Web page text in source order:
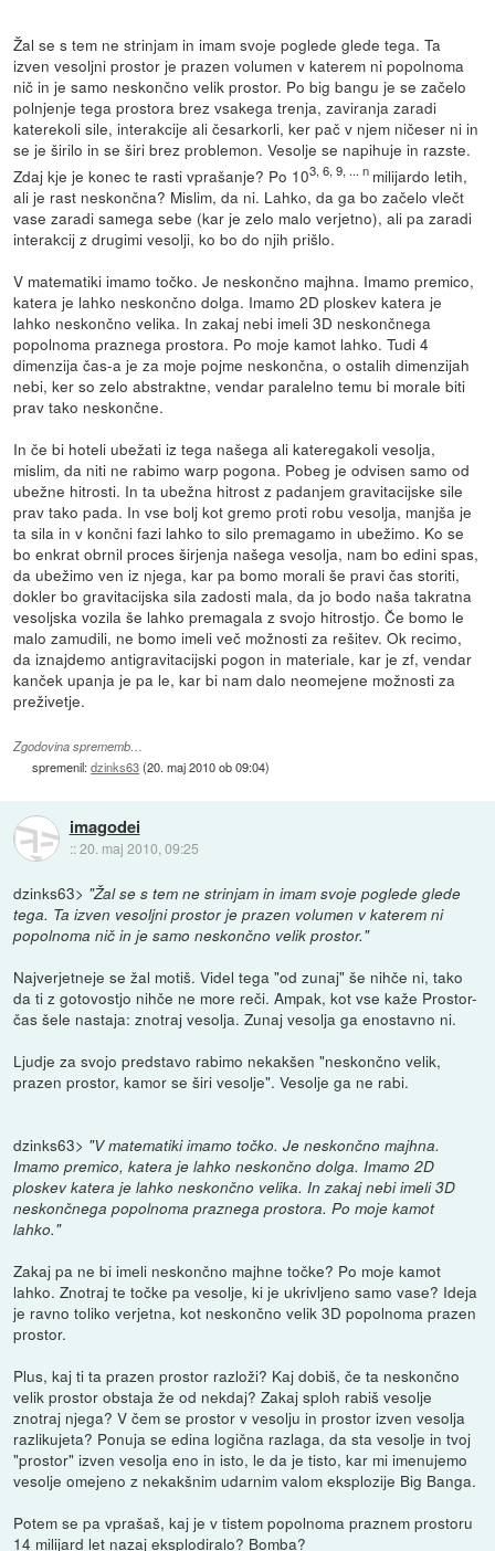
Žal se s tem ne strinjam in imam svoje poglede glede tega. Ta
izven vesoljni prostor je prazen volumen v katerem ni popolnoma
nič in je samo neskončno velik prostor. Po big bangu je se začelo
polnjenje tega prostora brez vsakega trenja, zaviranja zaradi
katerekoli sile, interakcije ali česarkorli, ker pač v njem ničeser ni in
se je širilo in se širi brez problemon. Vesolje se napihuje in razste.
Zdaj kje je konec te rasti vprašanje? Po 103, 6, 9, ... n milijardo letih,
ali je rast neskončna? Mislim, da ni. Lahko, da ga bo začelo vlečt
vase zaradi samega sebe (kar je zelo malo verjetno), ali pa zaradi
interakcij z drugimi vesolji, ko bo do njih prišlo.
V matematiki imamo točko. Je neskončno majhna. Imamo premico,
katera je lahko neskončno dolga. Imamo 2D ploskev katera je
lahko neskončno velika. In zakaj nebi imeli 3D neskončnega
popolnoma praznega prostora. Po moje kamot lahko. Tudi 4
dimenzija čas-a je za moje pojme neskončna, o ostalih dimenzijah
nebi, ker so zelo abstraktne, vendar paralelno temu bi morale biti
prav tako neskončne.
In če bi hoteli ubežati iz tega našega ali kateregakoli vesolja,
mislim, da niti ne rabimo warp pogona. Pobeg je odvisen samo od
ubežne hitrosti. In ta ubežna hitrost z padanjem gravitacijske sile
prav tako pada. In vse bolj kot gremo proti robu vesolja, manjša je
ta sila in v končni fazi lahko to silo premagamo in ubežimo. Ko se
bo enkrat obrnil proces širjenja našega vesolja, nam bo edini spas,
da ubežimo ven iz njega, kar pa bomo morali še pravi čas storiti,
dokler bo gravitacijska sila zadosti mala, da jo bodo naša takratna
vesoljska vozila še lahko premagala z svojo hitrostjo. Če bomo le
malo zamudili, ne bomo imeli več možnosti za rešitev. Ok recimo,
da iznajdemo antigravitacijski pogon in materiale, kar je zf, vendar
kanček upanja je pa le, kar bi nam dalo neomejene možnosti za
preživetje.
Zgodovina sprememb…
spremenil:dzinks63(20. maj 2010 ob 09:04)
imagodei
::20. maj 2010, 09:25
dzinks63> "Žal se s tem ne strinjam in imam svoje poglede glede
tega. Ta izven vesoljni prostor je prazen volumen v katerem ni
popolnoma nič in je samo neskončno velik prostor."
Najverjetneje se žal motiš. Videl tega "od zunaj" še nihče ni, tako
da ti z gotovostjo nihče ne more reči. Ampak, kot vse kaže Prostor-
čas šele nastaja: znotraj vesolja. Zunaj vesolja ga enostavno ni.
Ljudje za svojo predstavo rabimo nekakšen "neskončno velik,
prazen prostor, kamor se širi vesolje". Vesolje ga ne rabi.
dzinks63> "V matematiki imamo točko. Je neskončno majhna.
Imamo premico, katera je lahko neskončno dolga. Imamo 2D
ploskev katera je lahko neskončno velika. In zakaj nebi imeli 3D
neskončnega popolnoma praznega prostora. Po moje kamot
lahko."
Zakaj pa ne bi imeli neskončno majhne točke? Po moje kamot
lahko. Znotraj te točke pa vesolje, ki je ukrivljeno samo vase? Ideja
je ravno toliko verjetna, kot neskončno velik 3D popolnoma prazen
prostor.
Plus, kaj ti ta prazen prostor razloži? Kaj dobiš, če ta neskončno
velik prostor obstaja že od nekdaj? Zakaj sploh rabiš vesolje
znotraj njega? V čem se prostor v vesolju in prostor izven vesolja
razlikujeta? Ponuja se edina logična razlaga, da sta vesolje in tvoj
"prostor" izven vesolja eno in isto, le da je tisto, kar mi imenujemo
vesolje omejeno z nekakšnim udarnim valom eksplozije Big Banga.
Potem se pa vprašaš, kaj je v tistem popolnoma praznem prostoru
14 milijard let nazaj eksplodiralo? Bomba?